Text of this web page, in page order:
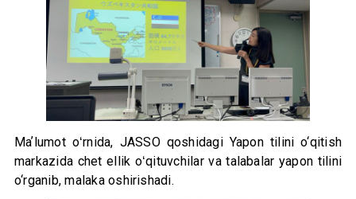
Maʼlumot oʻrnida, JASSO qoshidagi Yapon tilini o‘qitish
markazida chet ellik oʻqituvchilar va talabalar yapon tilini
o‘rganib, malaka oshirishadi.